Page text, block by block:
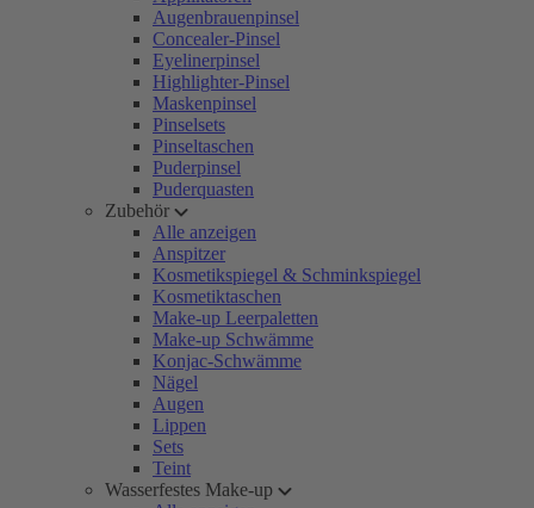
Augenbrauenpinsel
Concealer-Pinsel
Eyelinerpinsel
Highlighter-Pinsel
Maskenpinsel
Pinselsets
Pinseltaschen
Puderpinsel
Puderquasten
Zubehör
Alle anzeigen
Anspitzer
Kosmetikspiegel & Schminkspiegel
Kosmetiktaschen
Make-up Leerpaletten
Make-up Schwämme
Konjac-Schwämme
Nägel
Augen
Lippen
Sets
Teint
Wasserfestes Make-up